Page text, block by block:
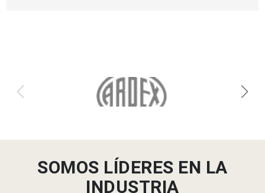
SOMOS LÍDERES EN LA
INDUSTRIA